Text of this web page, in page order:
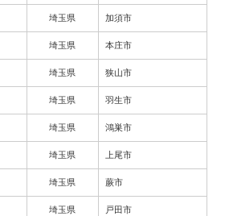
埼玉県 加須市
埼玉県 本庄市
埼玉県 狭山市
埼玉県 羽生市
埼玉県 鴻巣市
埼玉県 上尾市
埼玉県 蕨市
埼玉県 戸田市